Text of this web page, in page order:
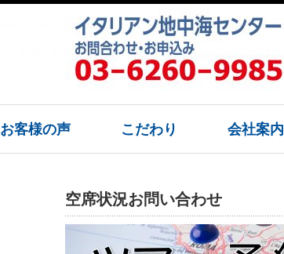
お客様の声 こだわり 会社案内
空席状況お問い合わせ